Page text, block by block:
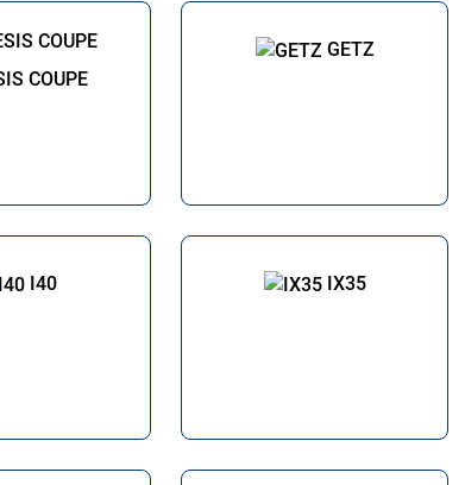
COUPE
GETZ
I40 IX35